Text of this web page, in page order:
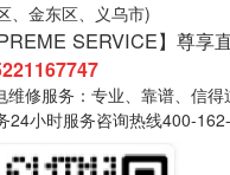
、金东区、义乌市)
SERVICE】尊享
维修服务：专业、靠谱、信
24小时服务咨询热线400-